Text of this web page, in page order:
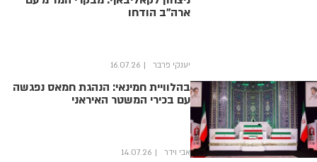
ארה"ב הודחו
יענקי פרבר 16.07.26
בהלוויית חמינאי: הנהגת חמאס נפגשה
עם בכירי המשטר האיראני
אבי וידר 14.07.26